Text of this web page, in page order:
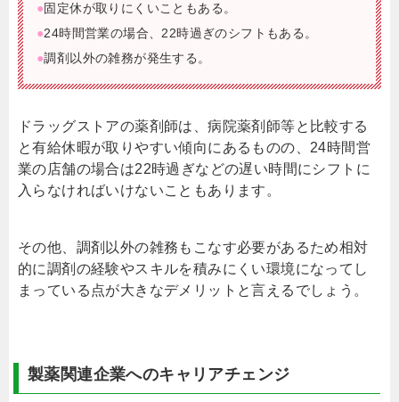
●固定休が取りにくいこともある。
●24時間営業の場合、22時過ぎのシフトもある。
●調剤以外の雑務が発生する。
ドラッグストアの薬剤師は、病院薬剤師等と比較する
と有給休暇が取りやすい傾向にあるものの、24時間営
業の店舗の場合は22時過ぎなどの遅い時間にシフトに
入らなければいけないこともあります。
その他、調剤以外の雑務もこなす必要があるため相対
的に調剤の経験やスキルを積みにくい環境になってし
まっている点が大きなデメリットと言えるでしょう。
製薬関連企業へのキャリアチェンジ